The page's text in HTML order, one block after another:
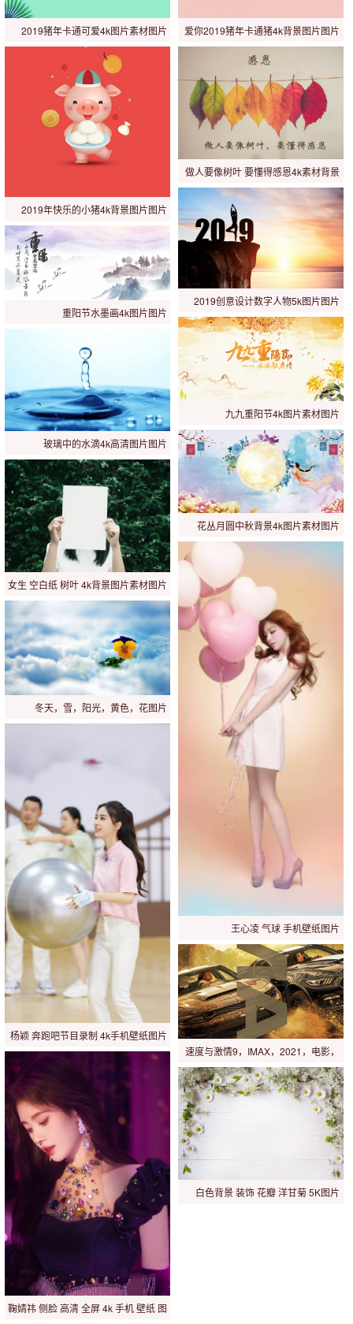
2019猪年卡通可爱4k图片素材图片 爱你2019猪年卡通猪4k背景图片图片
2019年快乐的小猪4k背景图片图片
做人要像树叶 要懂得感恩4k素材背景
图片图片
2019创意设计数字人物5k图片图片
重阳节水墨画4k图片图片
九九重阳节4k图片素材图片
玻璃中的水滴4k高清图片图片
花丛月圆中秋背景4k图片素材图片
女生 空白纸 树叶 4k背景图片素材图片
王心凌 气球 手机壁纸图片
冬天，雪，阳光，黄色，花图片
杨颖 奔跑吧节目录制 4k手机壁纸图片
速度与激情9，IMAX，2021，电影，
5K，图片
鞠婧祎 侧脸 高清 全屏 4k 手机 壁纸 图
白色背景 装饰 花瓣 洋甘菊 5K图片